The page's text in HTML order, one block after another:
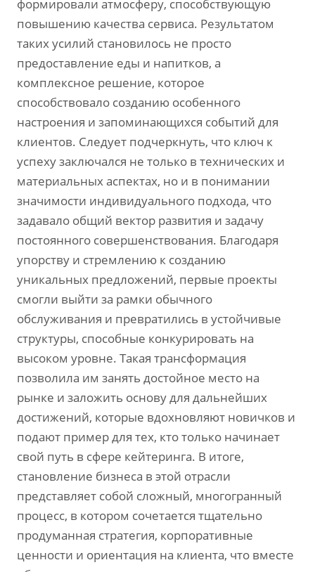
формировали атмосферу‚ способствующую
повышению качества сервиса. Результатом
таких усилий становилось не просто
предоставление еды и напитков‚ а
комплексное решение‚ которое
способствовало созданию особенного
настроения и запоминающихся событий для
клиентов. Следует подчеркнуть‚ что ключ к
успеху заключался не только в технических и
материальных аспектах‚ но и в понимании
значимости индивидуального подхода‚ что
задавало общий вектор развития и задачу
постоянного совершенствования. Благодаря
упорству и стремлению к созданию
уникальных предложений‚ первые проекты
смогли выйти за рамки обычного
обслуживания и превратились в устойчивые
структуры‚ способные конкурировать на
высоком уровне. Такая трансформация
позволила им занять достойное место на
рынке и заложить основу для дальнейших
достижений‚ которые вдохновляют новичков и
подают пример для тех‚ кто только начинает
свой путь в сфере кейтеринга. В итоге‚
становление бизнеса в этой отрасли
представляет собой сложный‚ многогранный
процесс‚ в котором сочетается тщательно
продуманная стратегия‚ корпоративные
ценности и ориентация на клиента‚ что вместе